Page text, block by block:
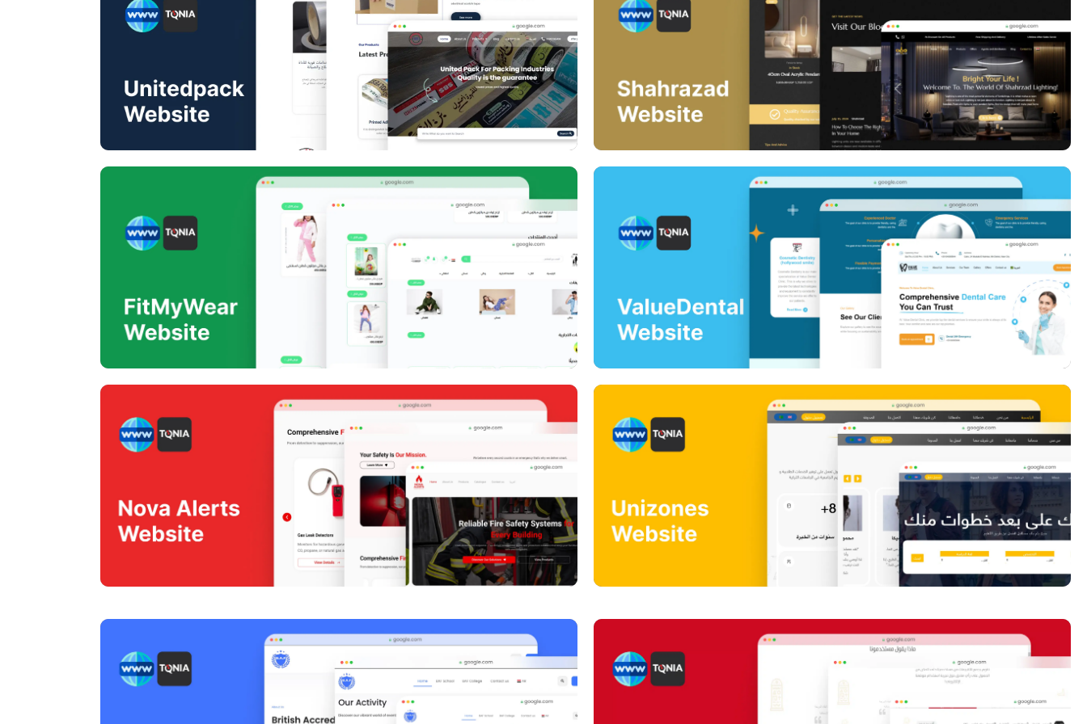
Shahrazad Website
Unitedpack Website
ValueDental Website
FitMyWear Website
Unizones Website
Nova Alerts Website